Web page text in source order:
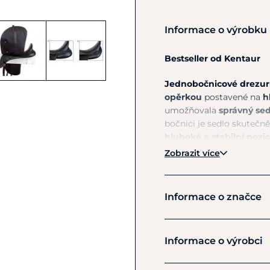
Informace o výrobku
Bestseller od Kentaur
Jednobočnicové
opěrkou postavené na
umožňovala správný
bočnici je sedlo skutečně
hluboké a stabilní pozice
sedem.Výrazná opěrka
individuální potřeby.
Komfortní vlněný
2) MK provedení –
Zobrazit více
Informace o značce
KenTaur
Informace o výrobci